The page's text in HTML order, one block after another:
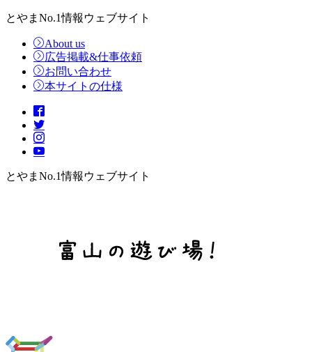
とやまNo.1情報ウェブサイト
About us
広告掲載&仕事依頼
お問い合わせ
本サイトの仕様
とやまNo.1情報ウェブサイト